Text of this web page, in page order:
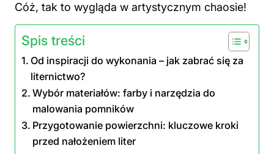
Cóż, tak to wygląda w artystycznym chaosie!
Spis treści
Od inspiracji do wykonania – jak zabrać się za
liternictwo?
Wybór materiałów: farby i narzędzia do
malowania pomników
Przygotowanie powierzchni: kluczowe kroki
przed nałożeniem liter